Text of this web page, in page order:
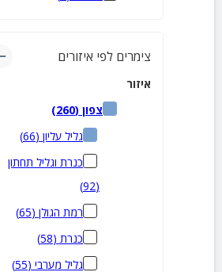
צימרים לפי איזורים
איזור
צפון (
260
)
גליל עליון (
66
)
כנרת וגליל תחתון
(
92
)
רמת הגולן (
65
)
כנרת (
58
)
גליל מערבי (
55
)